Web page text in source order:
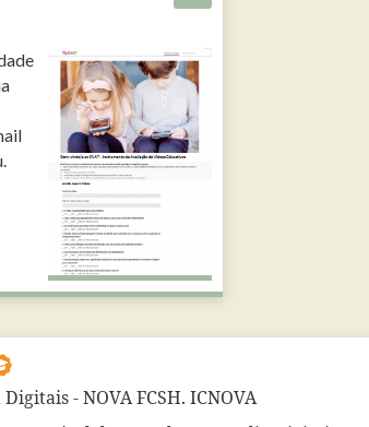
- NOVA FCSH. ICNOVA